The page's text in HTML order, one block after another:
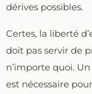
dérives possibles.
Certes, la liberté
doit pas servir de
n’importe quoi.
est nécessaire